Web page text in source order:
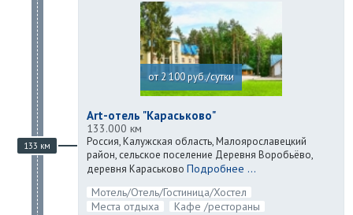
133 км
от 2 100 руб./сутки
Art-отель "Караськово"
133.000 км
Россия, Калужская область, Малоярославецкий
район, сельское поселение Деревня Воробьёво,
деревня Караськово Подробнее ...
Мотель/Отель/Гостиница/Хостел
Места отдыха
Кафе /рестораны